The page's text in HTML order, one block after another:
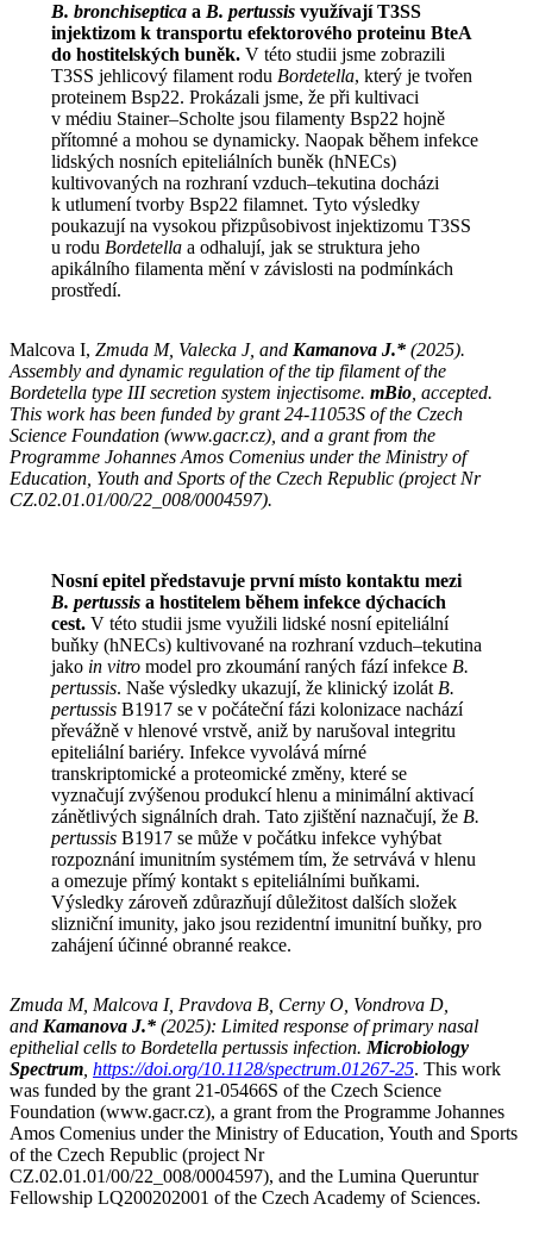
B. bronchisepticaa B. pertussisvyužívají T3SS
injektizom k transportu efektorového proteinu BteA
do hostitelských buněk.V této studii jsme zobrazili
T3SS jehlicový filament rodu Bordetella, který je tvořen
proteinem Bsp22. Prokázali jsme, že při kultivaci
v médiu Stainer–Scholte jsou filamenty Bsp22 hojně
přítomné a mohou se dynamicky. Naopak během infekce
lidských nosních epiteliálních buněk (hNECs)
kultivovaných na rozhraní vzduch–tekutina docházi
k utlumení tvorby Bsp22 filamnet. Tyto výsledky
poukazují na vysokou přizpůsobivost injektizomu T3SS
u rodu Bordetellaa odhalují, jak se struktura jeho
apikálního filamenta mění v závislosti na podmínkách
prostředí.
Malcova I, Zmuda M, Valecka J, and Kamanova J.* (2025).
Assembly and dynamic regulation of the tip filament of the
Bordetella type III secretion system injectisome. mBio accepted.
This work has been funded by grant 24-11053S of the Czech
Science Foundation (www.gacr.cz), and a grant from the
Programme Johannes Amos Comenius under the Ministry of
Education, Youth and Sports of the Czech Republic (project Nr
CZ.02.01.01/00/22_008/0004597).
Nosní epitel představuje první místo kontaktu mezi
B. pertussisa hostitelem během infekce dýchacích
cest. V této studii jsme využili lidské nosní epiteliální
buňky (hNECs) kultivované na rozhraní vzduch–tekutina
jako in vitromodel pro zkoumání raných fází infekce B.
pertussis. Naše výsledky ukazují, že klinický izolát B.
pertussisB1917 se v počáteční fázi kolonizace nachází
převážně v hlenové vrstvě, aniž by narušoval integritu
epiteliální bariéry. Infekce vyvolává mírné
transkriptomické a proteomické změny, které se
vyznačují zvýšenou produkcí hlenu a minimální aktivací
zánětlivých signálních drah. Tato zjištění naznačují, že B.
pertussisB1917 se může v počátku infekce vyhýbat
rozpoznání imunitním systémem tím, že setrvává v hlenu
a omezuje přímý kontakt s epiteliálními buňkami.
Výsledky zároveň zdůrazňují důležitost dalších složek
slizniční imunity, jako jsou rezidentní imunitní buňky, pro
zahájení účinné obranné reakce.
Zmuda M, Malcova I, Pravdova B, Cerny O, Vondrova D,
and Kamanova J.* (2025): Limited response of primary nasal
epithelial cells to Bordetella pertussis infection. Microbiology
Spectrum https://doi.org/10.1128/spectrum.01267-25. This work
was funded by the grant 21-05466S of the Czech Science
Foundation (www.gacr.cz), a grant from the Programme Johannes
Amos Comenius under the Ministry of Education, Youth and Sports
of the Czech Republic (project Nr
CZ.02.01.01/00/22_008/0004597), and the Lumina Queruntur
Fellowship LQ200202001 of the Czech Academy of Sciences.